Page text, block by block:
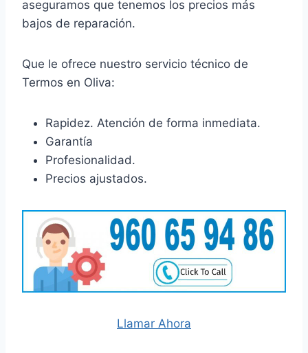
aseguramos que tenemos los precios más
bajos de reparación.
Que le ofrece nuestro servicio técnico de
Termos en Oliva:
Rapidez. Atención de forma inmediata.
Garantía
Profesionalidad.
Precios ajustados.
Llamar Ahora